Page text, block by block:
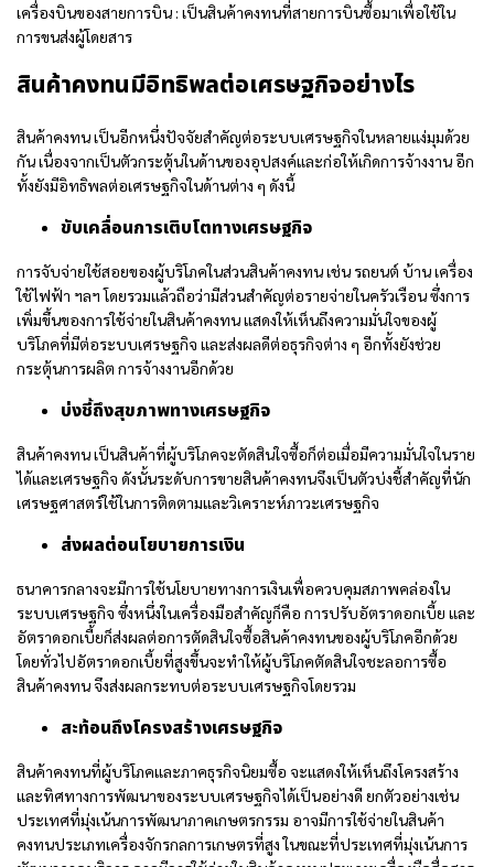
เครื่องบินของสายการบิน : เป็นสินค้าคงทนที่สายการบินซื้อมาเพื่อใช้ใน
การขนส่งผู้โดยสาร
สินค้าคงทนมีอิทธิพลต่อเศรษฐกิจอย่างไร
สินค้าคงทน เป็นอีกหนึ่งปัจจัยสำคัญต่อระบบเศรษฐกิจในหลายแง่มุมด้วย
กัน เนื่องจากเป็นตัวกระตุ้นในด้านของอุปสงค์และก่อให้เกิดการจ้างงาน อีก
ทั้งยังมีอิทธิพลต่อเศรษฐกิจในด้านต่าง ๆ ดังนี้
ขับเคลื่อนการเติบโตทางเศรษฐกิจ
การจับจ่ายใช้สอยของผู้บริโภคในส่วนสินค้าคงทน เช่น รถยนต์ บ้าน เครื่อง
ใช้ไฟฟ้า ฯลฯ โดยรวมแล้วถือว่ามีส่วนสำคัญต่อรายจ่ายในครัวเรือน ซึ่งการ
เพิ่มขึ้นของการใช้จ่ายในสินค้าคงทน แสดงให้เห็นถึงความมั่นใจของผู้
บริโภคที่มีต่อระบบเศรษฐกิจ และส่งผลดีต่อธุรกิจต่าง ๆ อีกทั้งยังช่วย
กระตุ้นการผลิต การจ้างงานอีกด้วย
บ่งชี้ถึงสุขภาพทางเศรษฐกิจ
สินค้าคงทน เป็นสินค้าที่ผู้บริโภคจะตัดสินใจซื้อก็ต่อเมื่อมีความมั่นใจในราย
ได้และเศรษฐกิจ ดังนั้นระดับการขายสินค้าคงทนจึงเป็นตัวบ่งชี้สำคัญที่นัก
เศรษฐศาสตร์ใช้ในการติดตามและวิเคราะห์ภาวะเศรษฐกิจ
ส่งผลต่อนโยบายการเงิน
ธนาคารกลางจะมีการใช้นโยบายทางการเงินเพื่อควบคุมสภาพคล่องใน
ระบบเศรษฐกิจ ซึ่งหนึ่งในเครื่องมือสำคัญก็คือ การปรับอัตราดอกเบี้ย และ
อัตราดอกเบี้ยก็ส่งผลต่อการตัดสินใจซื้อสินค้าคงทนของผู้บริโภคอีกด้วย
โดยทั่วไปอัตราดอกเบี้ยที่สูงขึ้นจะทำให้ผู้บริโภคตัดสินใจชะลอการซื้อ
สินค้าคงทน จึงส่งผลกระทบต่อระบบเศรษฐกิจโดยรวม
สะท้อนถึงโครงสร้างเศรษฐกิจ
สินค้าคงทนที่ผู้บริโภคและภาคธุรกิจนิยมซื้อ จะแสดงให้เห็นถึงโครงสร้าง
และทิศทางการพัฒนาของระบบเศรษฐกิจได้เป็นอย่างดี ยกตัวอย่างเช่น
ประเทศที่มุ่งเน้นการพัฒนาภาคเกษตรกรรม อาจมีการใช้จ่ายในสินค้า
คงทนประเภทเครื่องจักรกลการเกษตรที่สูง ในขณะที่ประเทศที่มุ่งเน้นการ